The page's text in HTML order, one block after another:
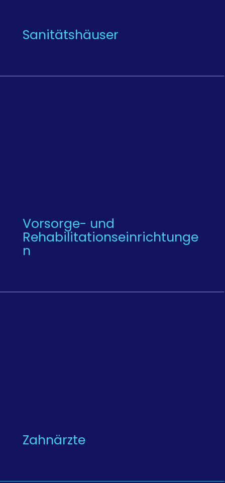
Sanitätshäuser
Vorsorge- und
Rehabilitationseinrichtunge
n
Zahnärzte